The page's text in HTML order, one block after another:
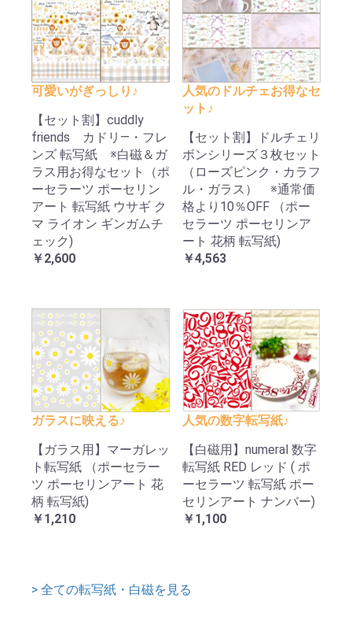
可愛いがぎっしり♪
【セット割】cuddly
friends カドリ―・フレ
ンズ 転写紙 ※白磁＆ガ
ラス用お得なセット（ポ
ーセラーツ ポーセリン
アート 転写紙 ウサギ ク
マ ライオン ギンガムチ
ェック)
￥2,600
人気のドルチェお得なセ
ット♪
【セット割】ドルチェリ
ボンシリーズ３枚セット
（ローズピンク・カラフ
ル・ガラス） ※通常価
格より10％OFF （ポー
セラーツ ポーセリンア
ート 花柄 転写紙)
￥4,563
ガラスに映える♪
【ガラス用】マーガレッ
ト転写紙 （ポーセラー
ツ ポーセリンアート 花
柄 転写紙)
￥1,210
人気の数字転写紙♪
【白磁用】numeral 数字
転写紙 RED レッド ( ポ
ーセラーツ 転写紙 ポー
セリンアート ナンバー)
￥1,100
> 全ての転写紙・白磁を見る